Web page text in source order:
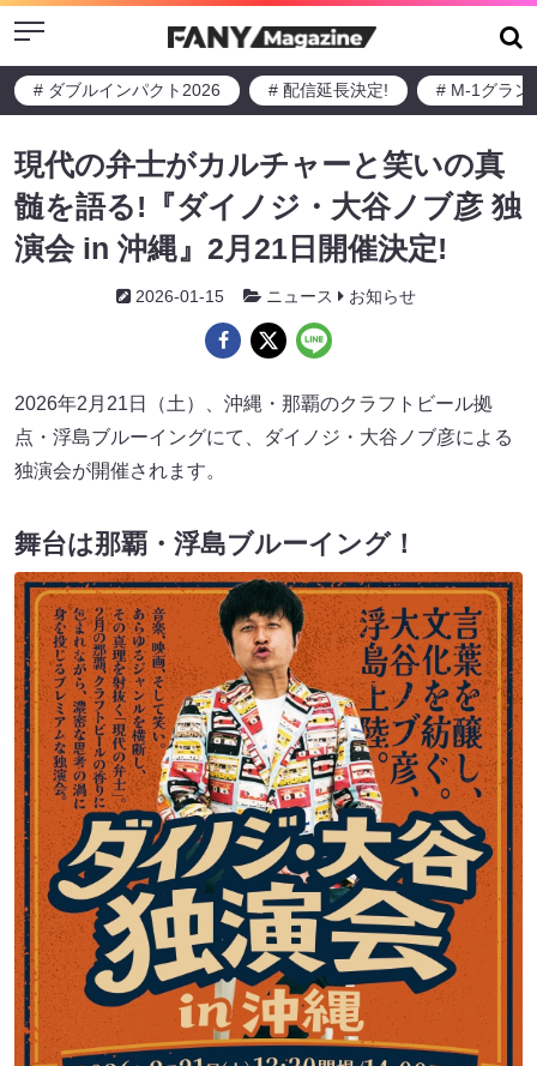
Menu
# ダブルインパクト2026 # 配信延長決定! # M-1グラン
現代の弁士がカルチャーと笑いの真
髄を語る!『ダイノジ・大谷ノブ彦 独
演会 in 沖縄』2月21日開催決定!
2026-01-15 ニュース お知らせ
2026年2月21日（土）、沖縄・那覇のクラフトビール拠
点・浮島ブルーイングにて、ダイノジ・大谷ノブ彦による
独演会が開催されます。
舞台は那覇・浮島ブルーイング！